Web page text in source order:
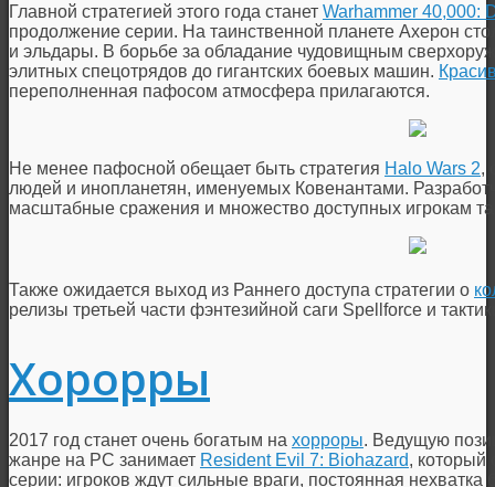
Главной стратегией этого года станет Warhammer 40,000:
продолжение серии. На таинственной планете Ахерон
и эльдары. В борьбе за обладание чудовищным
элитных спецотрядов до гигантских боевых машин.
переполненная пафосом атмосфера прилагаются.
Не менее пафосной обещает быть стратегия Halo Wars 2,
людей и инопланетян, именуемых Ковенантами.
масштабные сражения и множество доступных игрокам
Также ожидается выход из Раннего доступа стратегии о
релизы третьей части фэнтезийной саги Spellforce и
Хорорры
2017 год станет очень богатым на хорроры. Ведущую
жанре на РС занимает Resident Evil 7: Biohazard, который
серии: игроков ждут сильные враги, постоянная